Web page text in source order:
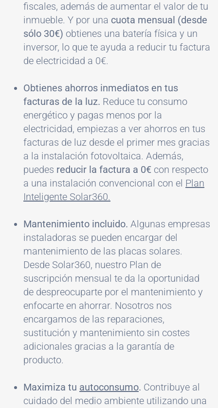
fiscales, además de aumentar el valor de tu
inmueble. Y por una cuota mensual (desde
sólo 30€) obtienes una batería física y un
inversor, lo que te ayuda a reducir tu factura
de electricidad a 0€.
Obtienes ahorros inmediatos en tus
facturas de la luz. Reduce tu consumo
energético y pagas menos por la
electricidad, empiezas a ver ahorros en tus
facturas de luz desde el primer mes gracias
a la instalación fotovoltaica. Además,
puedes reducir la factura a 0€ con respecto
a una instalación convencional con el Plan
Inteligente Solar360.
Mantenimiento incluido. Algunas empresas
instaladoras se pueden encargar del
mantenimiento de las placas solares.
Desde Solar360, nuestro Plan de
suscripción mensual te da la oportunidad
de despreocuparte por el mantenimiento y
enfocarte en ahorrar. Nosotros nos
encargamos de las reparaciones,
sustitución y mantenimiento sin costes
adicionales gracias a la garantía de
producto.
Maximiza tu autoconsumo. Contribuye al
cuidado del medio ambiente utilizando una